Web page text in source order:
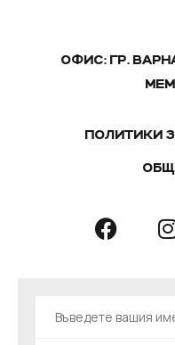
ОФИС: ГР.
ПОЛИТИКИ